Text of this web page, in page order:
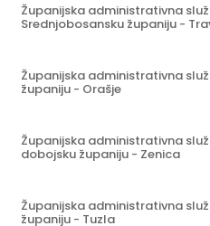
Županijska administrativna
Srednjobosansku županiju -
Županijska administrativna
županiju - Orašje
Županijska administrativna
dobojsku županiju - Zenica
Županijska administrativna
županiju - Tuzla